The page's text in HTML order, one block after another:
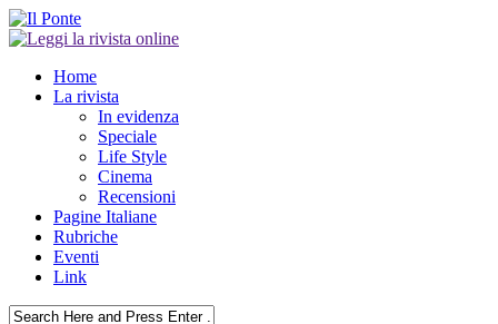
Home
La rivista
In evidenza
Speciale
Life Style
Cinema
Recensioni
Pagine Italiane
Rubriche
Eventi
Link